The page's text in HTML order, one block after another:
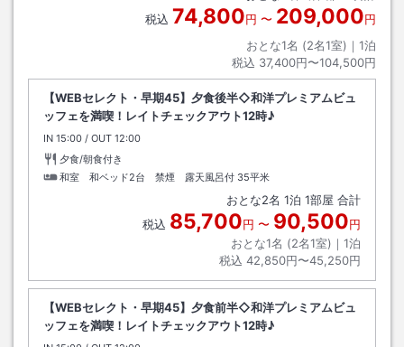
税込 74,800円 〜 209,000円
おとな1名 (2名1室)｜ 1泊
税込 37,400円〜104,500円
【WEBセレクト・早期45】夕食後半◇和洋プレミアムビュ
ッフェを満喫！レイトチェックアウト12時♪
IN チェックイン
15:00 / OUT チェックアウト
12:00
夕食/朝食付き
和室 和ベッド2台 禁煙 露天風呂付 35平米
おとな2名 1泊 1部屋 合計
税込 85,700円 〜 90,500円
おとな1名 (2名1室)｜ 1泊
税込 42,850円〜45,250円
【WEBセレクト・早期45】夕食前半◇和洋プレミアムビュ
ッフェを満喫！レイトチェックアウト12時♪